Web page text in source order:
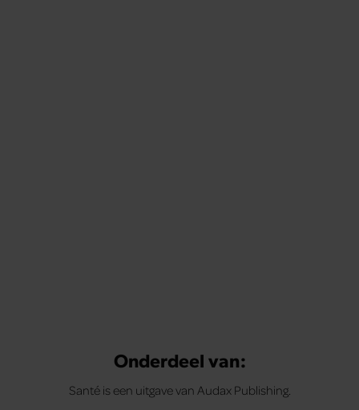
Onderdeel van:
Santé is een uitgave van Audax Publishing.